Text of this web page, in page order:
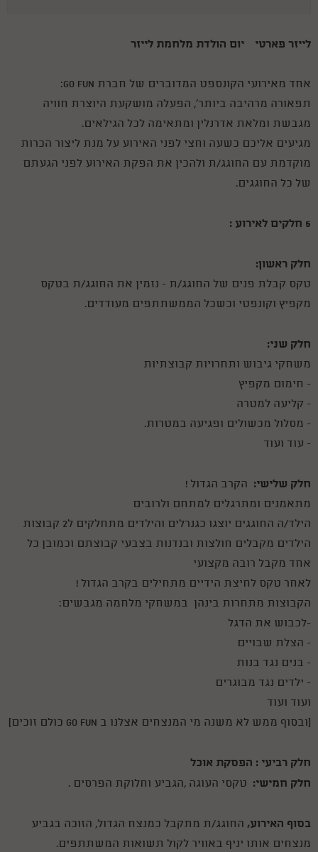
לייזר פארטי – יום הולדת מלחמת לייזר
אחד מאירועי הקונספט המדוברים של חברת GO FUN:
תפאורה מרהיבה ביותר', הפעלה מושקעת היוצרת חוויה
מגבשת ומלאת אדרנלין ומתאימה לכל הגילאים.
מגיעים אליכם כשעה וחצי לפני האירוע על מנת ליצור הכרות
מוקדמת עם החוגג/ת ולהכין את הפקת האירוע לפני הגעתם
של כל החוגגים.
5 חלקים לאירוע :
חלק ראשון:
טקס קבלת פנים של החוגג/ת - נזמין את החוגג/ת בטקס
מקפיץ וקונפטי וכשכל הממשתתפים מעודדים.
חלק שני:
משחקי גיבוש ותחרויות קבוצתיות
- חימום מקפיץ
- קליעה למטרה
- מסלול מכשולים ופגיעה במטרות.
- עוד ועוד
חלק שלישי: הקרב הגדול !
מתאמנים ומתרגלים למתחם ולרובים
הילד/ה החוגגים יוצגו כגנרלים והילדים מתחלקים ל2 קבוצות
הילדים מקבלים חולצות ובנדנות בצבעי קבוצתם וכמובן כל
אחד מקבל רובה מקצועי
לאחר טקס לחיצת הידיים מתחילים בקרב הגדול !
הקבוצות מתחרות בינהן במשחקי מלחמה מגבשים:
-לכבוש את הדגל
- הצלת שבויים
- בנים נגד בנות
- ילדים נגד מבוגרים
ועוד ועוד
(ובסוף ממש לא משנה מי המנצחים אצלנו ב GO FUN כולם זוכים)
חלק רביעי : הפסקת אוכל
חלק חמישי: טקסי העוגה ,הגביע וחלוקת הפרסים .
בסוף האירוע, החוגג/ת מתקבל כמנצח הגדול, הזוכה בגביע
מנצחים אותו יניף באוויר לקול תשואות המשתתפים.